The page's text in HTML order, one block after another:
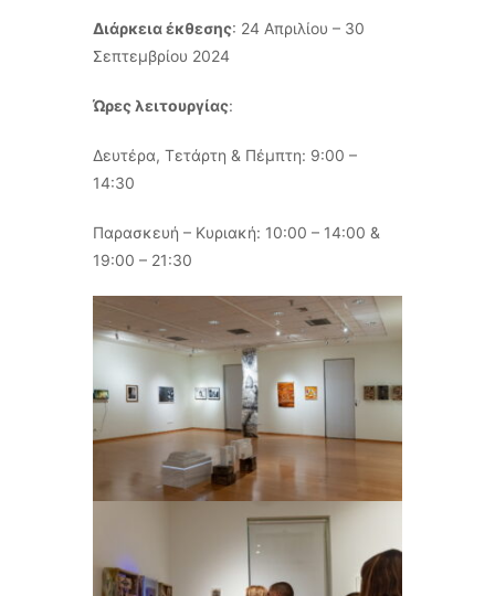
Διάρκεια έκθεσης: 24 Απριλίου – 30
Σεπτεμβρίου 2024
Ώρες λειτουργίας:
Δευτέρα, Τετάρτη & Πέμπτη: 9:00 –
14:30
Παρασκευή – Κυριακή: 10:00 – 14:00 &
19:00 – 21:30